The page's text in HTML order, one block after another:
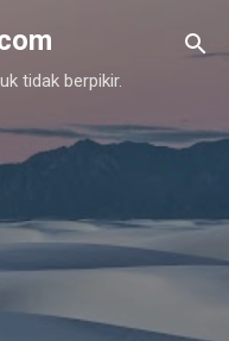
tidak berpikir.